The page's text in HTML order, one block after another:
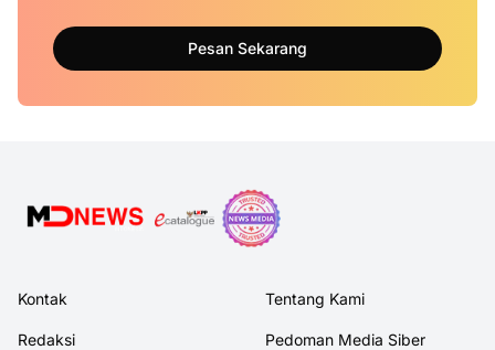
Pesan Sekarang
Kontak Tentang Kami
Redaksi Pedoman Media Siber